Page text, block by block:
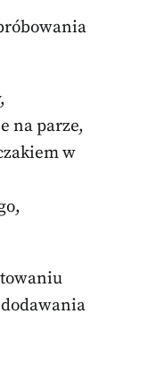
na parze,
w